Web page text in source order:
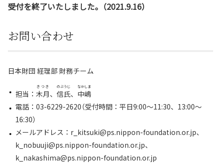
受付を終了いたしました。（2021.9.16）
お問い合わせ
日本財団 経理部 財務チーム
担当： 木月
きつき
、 信氏
のぶうじ
、 中嶋
なかしま
電話：03-6229-2620（受付時間：平日9:00～11:30、13:00～
16:30）
メールアドレス：r_kitsuki@ps.nippon-foundation.or.jp、
k_nobuuji@ps.nippon-foundation.or.jp、
k_nakashima@ps.nippon-foundation.or.jp